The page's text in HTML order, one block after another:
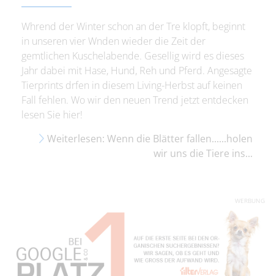
Whrend der Winter schon an der Tre klopft, beginnt
in unseren vier Wnden wieder die Zeit der
gemtlichen Kuschelabende. Gesellig wird es dieses
Jahr dabei mit Hase, Hund, Reh und Pferd. Angesagte
Tierprints drfen in diesem Living-Herbst auf keinen
Fall fehlen. Wo wir den neuen Trend jetzt entdecken
lesen Sie hier!
Weiterlesen: Wenn die Blätter fallen......holen
wir uns die Tiere ins...
WERBUNG